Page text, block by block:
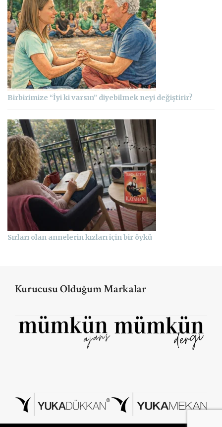
Birbirimize “İyi ki varsın” diyebilmek neyi değiştirir?
Sırları olan annelerin kızları için bir öykü
Kurucusu Olduğum Markalar